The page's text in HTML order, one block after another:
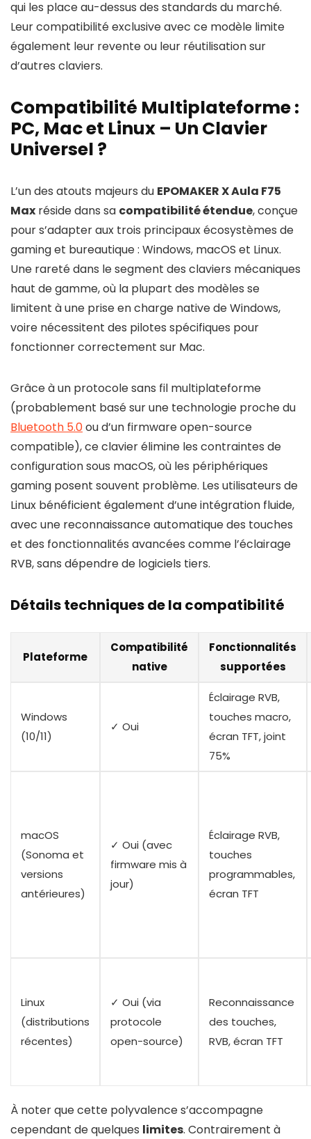
qui les place au-dessus des standards du marché.
Leur compatibilité exclusive avec ce modèle limite
également leur revente ou leur réutilisation sur
d’autres claviers.
Compatibilité Multiplateforme :
PC, Mac et Linux – Un Clavier
Universel ?
L’un des atouts majeurs du EPOMAKER X Aula F75
Max réside dans sa compatibilité étendue, conçue
pour s’adapter aux trois principaux écosystèmes de
gaming et bureautique : Windows, macOS et Linux.
Une rareté dans le segment des claviers mécaniques
haut de gamme, où la plupart des modèles se
limitent à une prise en charge native de Windows,
voire nécessitent des pilotes spécifiques pour
fonctionner correctement sur Mac.
Grâce à un protocole sans fil multiplateforme
(probablement basé sur une technologie proche du
Bluetooth 5.0ou d’un firmware open-source
compatible), ce clavier élimine les contraintes de
configuration sous macOS, où les périphériques
gaming posent souvent problème. Les utilisateurs de
Linux bénéficient également d’une intégration fluide,
avec une reconnaissance automatique des touches
et des fonctionnalités avancées comme l’éclairage
RVB, sans dépendre de logiciels tiers.
Détails techniques de la compatibilité
Plateforme
Compatibilité
native
Fonctionnalités
supportées
Windows
(10/11)
✓ Oui
Éclairage RVB,
touches macro,
écran TFT, joint
75%
macOS
(Sonoma et
versions
antérieures)
✓ Oui (avec
firmware mis à
jour)
Éclairage RVB,
touches
programmables,
écran TFT
Linux
(distributions
récentes)
✓ Oui (via
protocole
open-source)
Reconnaissance
des touches,
RVB, écran TFT
À noter que cette polyvalence s’accompagne
cependant de quelques limites. Contrairement à